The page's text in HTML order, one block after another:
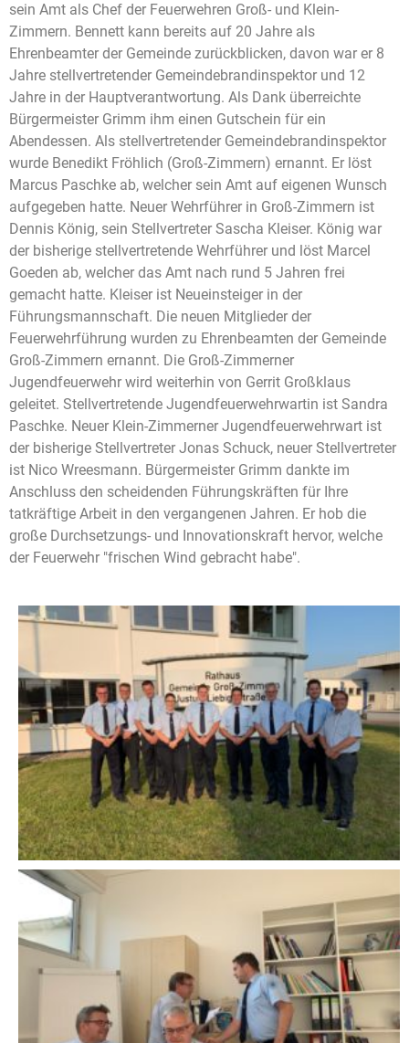
sein Amt als Chef der Feuerwehren Groß- und Klein-
Zimmern. Bennett kann bereits auf 20 Jahre als
Ehrenbeamter der Gemeinde zurückblicken, davon war er 8
Jahre stellvertretender Gemeindebrandinspektor und 12
Jahre in der Hauptverantwortung. Als Dank überreichte
Bürgermeister Grimm ihm einen Gutschein für ein
Abendessen. Als stellvertretender Gemeindebrandinspektor
wurde Benedikt Fröhlich (Groß-Zimmern) ernannt. Er löst
Marcus Paschke ab, welcher sein Amt auf eigenen Wunsch
aufgegeben hatte. Neuer Wehrführer in Groß-Zimmern ist
Dennis König, sein Stellvertreter Sascha Kleiser. König war
der bisherige stellvertretende Wehrführer und löst Marcel
Goeden ab, welcher das Amt nach rund 5 Jahren frei
gemacht hatte. Kleiser ist Neueinsteiger in der
Führungsmannschaft. Die neuen Mitglieder der
Feuerwehrführung wurden zu Ehrenbeamten der Gemeinde
Groß-Zimmern ernannt. Die Groß-Zimmerner
Jugendfeuerwehr wird weiterhin von Gerrit Großklaus
geleitet. Stellvertretende Jugendfeuerwehrwartin ist Sandra
Paschke. Neuer Klein-Zimmerner Jugendfeuerwehrwart ist
der bisherige Stellvertreter Jonas Schuck, neuer Stellvertreter
ist Nico Wreesmann. Bürgermeister Grimm dankte im
Anschluss den scheidenden Führungskräften für Ihre
tatkräftige Arbeit in den vergangenen Jahren. Er hob die
große Durchsetzungs- und Innovationskraft hervor, welche
der Feuerwehr "frischen Wind gebracht habe".